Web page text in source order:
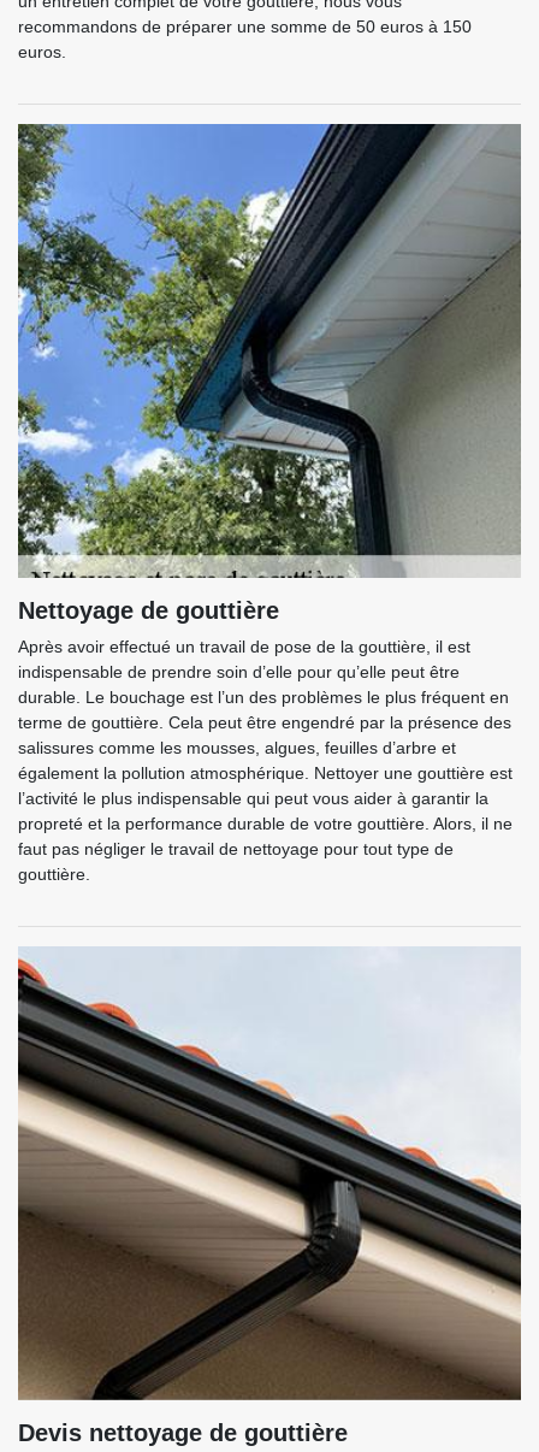
recommandons de préparer une somme de 50 euros à 150
euros.
Nettoyage de gouttière
Après avoir effectué un travail de pose de la gouttière, il est
indispensable de prendre soin d’elle pour qu’elle peut être
durable. Le bouchage est l’un des problèmes le plus fréquent en
terme de gouttière. Cela peut être engendré par la présence des
salissures comme les mousses, algues, feuilles d’arbre et
également la pollution atmosphérique. Nettoyer une gouttière est
l’activité le plus indispensable qui peut vous aider à garantir la
propreté et la performance durable de votre gouttière. Alors, il ne
faut pas négliger le travail de nettoyage pour tout type de
gouttière.
Devis nettoyage de gouttière